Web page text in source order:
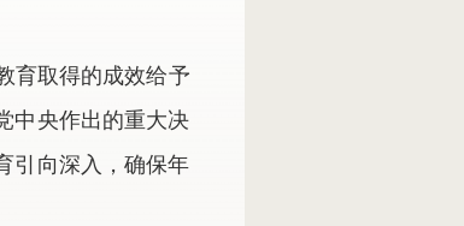
育取得的成效给予
中央作出的重大决
引向深入，确保年